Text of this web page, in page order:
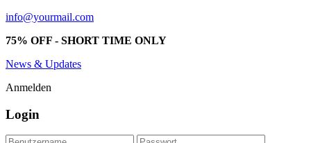
info@yourmail.com
75% OFF - SHORT TIME ONLY
News & Updates
Anmelden
Login